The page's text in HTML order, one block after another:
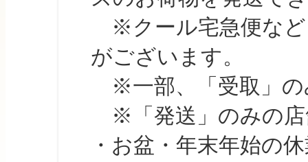
※クール宅急便など
がございます。
※一部、「受取」の
※「発送」のみの店
・お盆・年末年始の